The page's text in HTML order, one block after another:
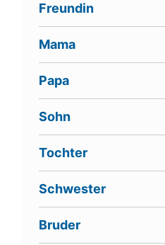
Freundin
Mama
Papa
Sohn
Tochter
Schwester
Bruder